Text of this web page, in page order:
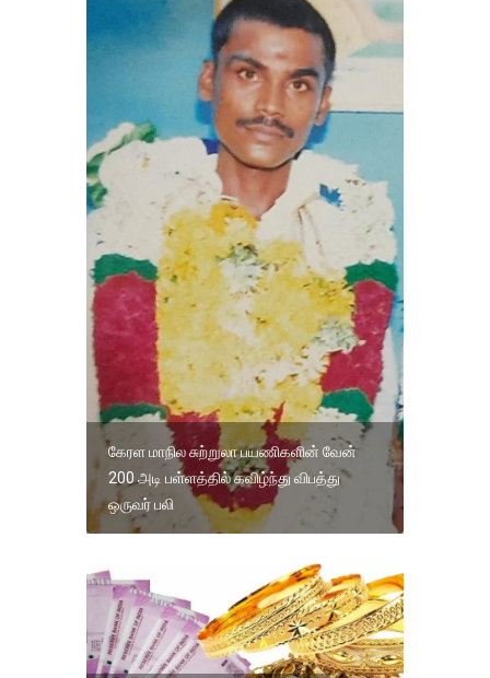
கேரள‌ மாநில‌ சுற்றுலா ப‌யணிகளின் வேன்
200 அடி பள்ளத்தில் கவிழ்ந்து விபத்து
ஒருவர் பலி